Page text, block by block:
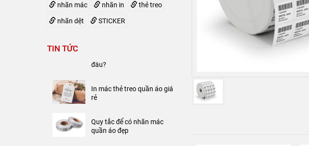
nhãn mác nhãn in thẻ treo
nhãn dệt STICKER
TIN TỨC
Quy tắc để có nhãn mác
quần áo đẹp
đâu?
In mác thẻ treo quần áo giá
rẻ
Quy tắc để có nhãn mác
quần áo đẹp